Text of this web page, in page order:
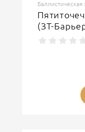
Баллистическая
(ЗТ-